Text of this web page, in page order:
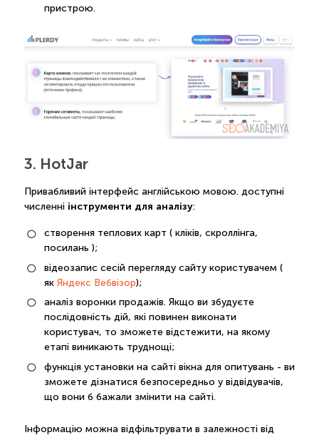
пристрою.
3. HotJar
Привабливий інтерфейс англійською мовою. доступні
численніінструменти для аналізу:
створення теплових карт ( кліків, скроллінга,
посилань );
відеозапис сесій перегляду сайту користувачем (
як Яндекс Вебвізор);
аналіз воронки продажів. Якщо ви збудуєте
послідовність дій, які повинен виконати
користувач, то зможете відстежити, на якому
етапі виникають труднощі;
функція установки на сайті вікна для опитувань - ви
зможете дізнатися безпосередньо у відвідувачів,
що вони б бажали змінити на сайті.
Інформацію можна відфільтрувати в залежності від